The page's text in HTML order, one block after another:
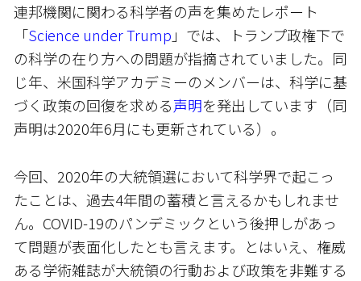
連邦機関に関わる科学者の声を集めたレポート
「Science under Trump 」では、トランプ政権下で
の科学の在り方への問題が指摘されていました。同
じ年、米国科学アカデミーのメンバーは、科学に基
づく政策の回復を求める声明を発出しています（同
声明は2020年6月にも更新されている）。
今回、2020年の大統領選において科学界で起こっ
たことは、過去4年間の蓄積と言えるかもしれませ
ん。COVID-19のパンデミックという後押しがあっ
て問題が表面化したとも言えます。とはいえ、権威
ある学術雑誌が大統領の行動および政策を非難する